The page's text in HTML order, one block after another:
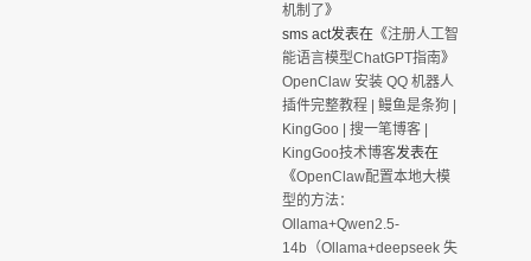
机制了》
sms act发表在《注册人工智
能语言模型ChatGPT指南》
OpenClaw 安装 QQ 机器人
插件完整教程 | 鳗鱼是条狗 |
KingGoo | 搜一笔博客 |
KingGoo技术博客发表在
《OpenClaw配置本地大模
型的方法：
Ollama+Qwen2.5-
14b（Ollama+deepseek 失